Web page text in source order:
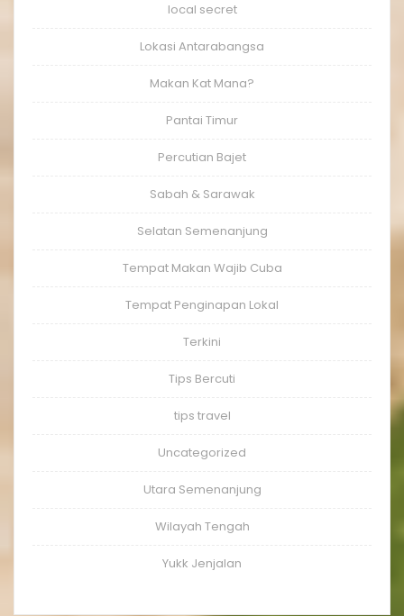
local secret
Lokasi Antarabangsa
Makan Kat Mana?
Pantai Timur
Percutian Bajet
Sabah & Sarawak
Selatan Semenanjung
Tempat Makan Wajib Cuba
Tempat Penginapan Lokal
Terkini
Tips Bercuti
tips travel
Uncategorized
Utara Semenanjung
Wilayah Tengah
Yukk Jenjalan